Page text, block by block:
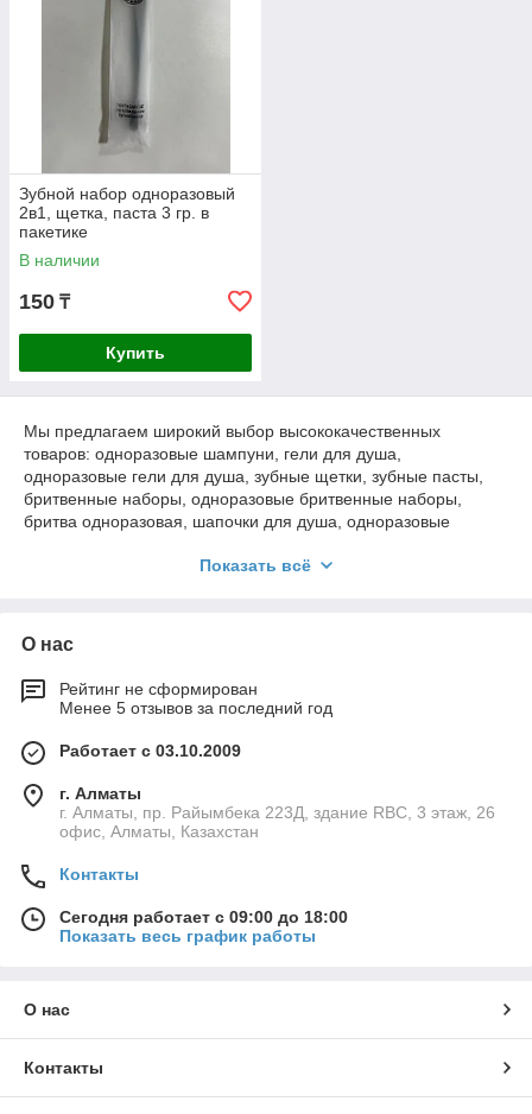
Зубной набор одноразовый
2в1, щетка, паста 3 гр. в
пакетике
В наличии
150 ₸
Купить
Мы предлагаем широкий выбор высококачественных
товаров: одноразовые шампуни, гели для душа,
одноразовые гели для душа, зубные щетки, зубные пасты,
бритвенные наборы, одноразовые бритвенные наборы,
бритва одноразовая, шапочки для душа, одноразовые
наборы для отелей, гостиничная косметика, наборы для
гели для душа, гостиничные принадлежности, косметика для
гостиниц, средства гигиены для отелей, наборы
гостеприимства, отельные наборы, туалетные
принадлежности для гостиниц, одноразовые товары для
гостиничного бизнеса, гостиничный сервис товары,
косметика для номеров отеля, средства личной гигиены
отель
Показать всё
О нас
Рейтинг не сформирован
Менее 5 отзывов за последний год
Работает с 03.10.2009
г. Алматы
г. Алматы, пр. Райымбека 223Д, здание RBC, 3 этаж, 26
офис, Алматы, Казахстан
Контакты
Сегодня работает с 09:00 до 18:00
Показать весь график работы
О нас
Контакты